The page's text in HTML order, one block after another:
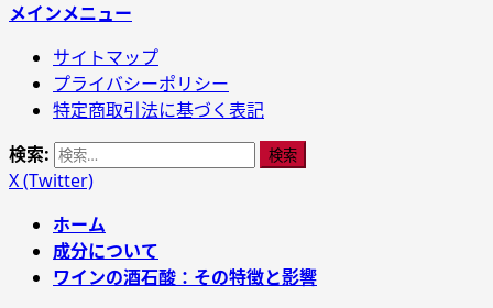
メインメニュー
サイトマップ
プライバシーポリシー
特定商取引法に基づく表記
検索:
X (Twitter)
ホーム
成分について
ワインの酒石酸：その特徴と影響